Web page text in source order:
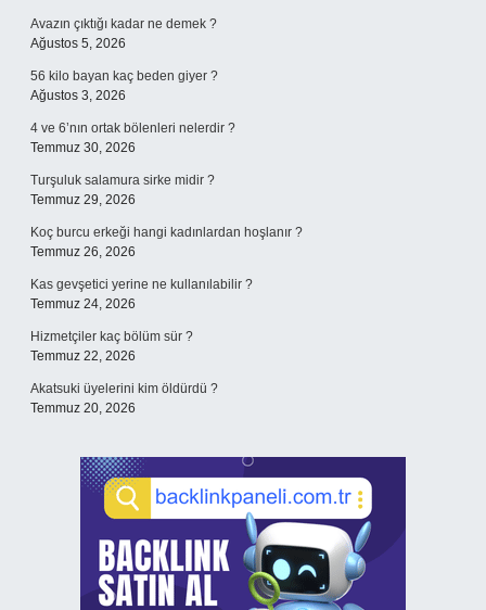
Avazın çıktığı kadar ne demek ?
Ağustos 5, 2026
56 kilo bayan kaç beden giyer ?
Ağustos 3, 2026
4 ve 6’nın ortak bölenleri nelerdir ?
Temmuz 30, 2026
Turşuluk salamura sirke midir ?
Temmuz 29, 2026
Koç burcu erkeği hangi kadınlardan hoşlanır ?
Temmuz 26, 2026
Kas gevşetici yerine ne kullanılabilir ?
Temmuz 24, 2026
Hizmetçiler kaç bölüm sür ?
Temmuz 22, 2026
Akatsuki üyelerini kim öldürdü ?
Temmuz 20, 2026